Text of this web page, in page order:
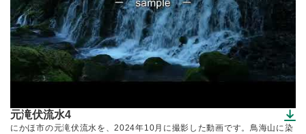
元滝伏流水4
（ダウンロードできます）
にかほ市の元滝伏流水を、2024年10月に撮影した動画です。鳥海山に染